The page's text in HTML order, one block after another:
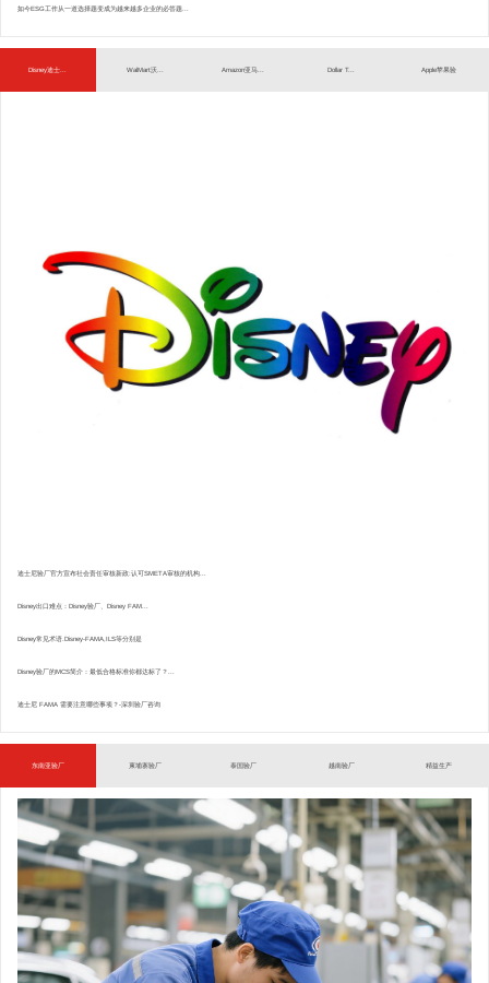
如今ESG工作从一道选择题变成为越来越多企业的必答题...
Disney迪士... WalMart沃... Amazon亚马... Dollar T... Apple苹果验
迪士尼验厂官方宣布社会责任审核新政:认可SMETA审核的机构...
Disney出口难点：Disney验厂、Disney FAM...
Disney常见术语.Disney-FAMA,ILS等分别是
Disney验厂的MCS简介：最低合格标准你都达标了？...
迪士尼 FAMA 需要注意哪些事项？-深圳验厂咨询
东南亚验厂 柬埔寨验厂 泰国验厂 越南验厂 精益生产